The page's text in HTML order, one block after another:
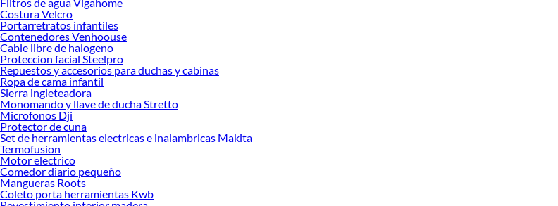
Costura Velcro
Portarretratos infantiles
Contenedores Venhoouse
Cable libre de halogeno
Proteccion facial Steelpro
Repuestos y accesorios para duchas y cabinas
Ropa de cama infantil
Sierra ingleteadora
Monomando y llave de ducha Stretto
Microfonos Dji
Protector de cuna
Set de herramientas electricas e inalambricas Makita
Termofusion
Motor electrico
Comedor diario pequeño
Mangueras Roots
Coleto porta herramientas Kwb